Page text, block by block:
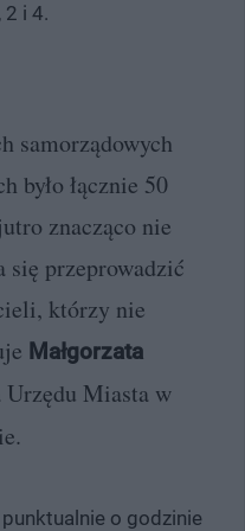
2 i 4.
samorządowych
było łącznie 50
znacząco nie
się przeprowadzić
którzy nie
Małgorzata
Miasta w
o godzinie